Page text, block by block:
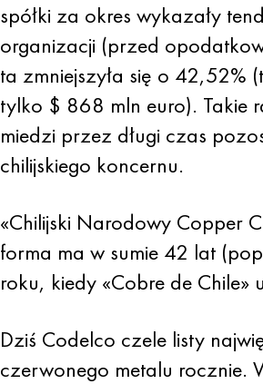
spółki za okres wykazały
organizacji (przed
ta zmniejszyła się o 42,52%
tylko $ 868 mln euro). Takie
miedzi przez długi czas
chilijskiego koncernu.
«Chilijski Narodowy Copper
forma ma w sumie 42 lat
roku, kiedy «Cobre de Chile»
Dziś Codelco czele listy
czerwonego metalu rocznie.